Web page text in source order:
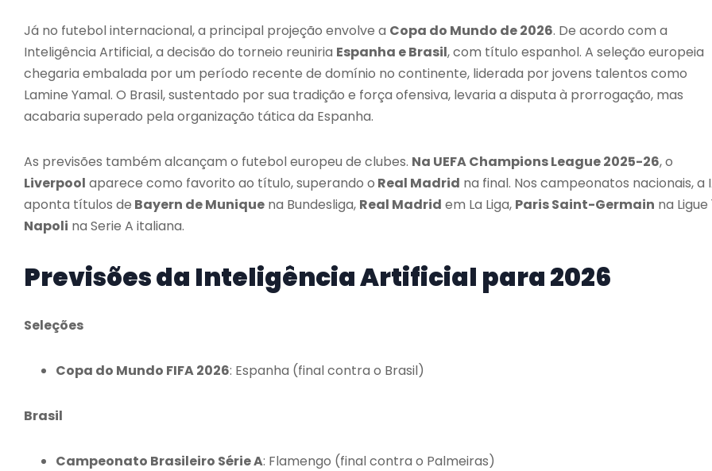
Já no futebol internacional, a principal projeção envolve a Copa do Mundo de 2026. De acordo com a
Inteligência Artificial, a decisão do torneio reuniria Espanha e Brasil, com título espanhol. A seleção europeia
chegaria embalada por um período recente de domínio no continente, liderada por jovens talentos como
Lamine Yamal. O Brasil, sustentado por sua tradição e força ofensiva, levaria a disputa à prorrogação, mas
acabaria superado pela organização tática da Espanha.
As previsões também alcançam o futebol europeu de clubes. Na UEFA Champions League 2025-26, o
Liverpool aparece como favorito ao título, superando o Real Madrid na final. Nos campeonatos nacionais, a
aponta títulos de Bayern de Munique na Bundesliga, Real Madrid em La Liga, Paris Saint-Germain na Ligue
Napoli na Serie A italiana.
Previsões da Inteligência Artificial para 2026
Seleções
Copa do Mundo FIFA 2026: Espanha (final contra o Brasil)
Brasil
Campeonato Brasileiro Série A: Flamengo (final contra o Palmeiras)